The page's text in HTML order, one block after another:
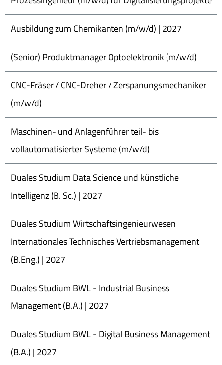
Ausbildung zum Chemikanten (m/w/d) | 2027
(Senior) Produktmanager Optoelektronik (m/w/d)
CNC-Fräser / CNC-Dreher / Zerspanungsmechaniker
(m/w/d)
Maschinen- und Anlagenführer teil- bis
vollautomatisierter Systeme (m/w/d)
Duales Studium Data Science und künstliche
Intelligenz (B. Sc.) | 2027
Duales Studium Wirtschaftsingenieurwesen
Internationales Technisches Vertriebsmanagement
(B.Eng.) | 2027
Duales Studium BWL - Industrial Business
Management (B.A.) | 2027
Duales Studium BWL - Digital Business Management
(B.A.) | 2027